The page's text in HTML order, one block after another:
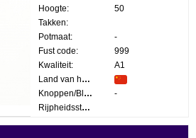
Hoogte:
50
Takken:
Potmaat:
-
Fust code:
999
Kwaliteit:
A1
Land van herkomst:
Knoppen/Bloemen:
-
Rijpheidsstadium: